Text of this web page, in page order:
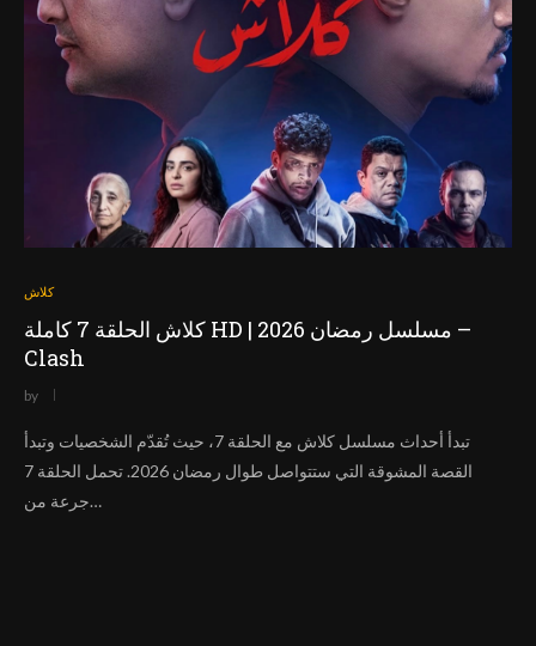
كلاش
كلاش الحلقة 7 كاملة HD | مسلسل رمضان 2026 –
Clash
by
تبدأ أحداث مسلسل كلاش مع الحلقة 7، حيث تُقدّم الشخصيات وتبدأ
القصة المشوقة التي ستتواصل طوال رمضان 2026. تحمل الحلقة 7
جرعة من…